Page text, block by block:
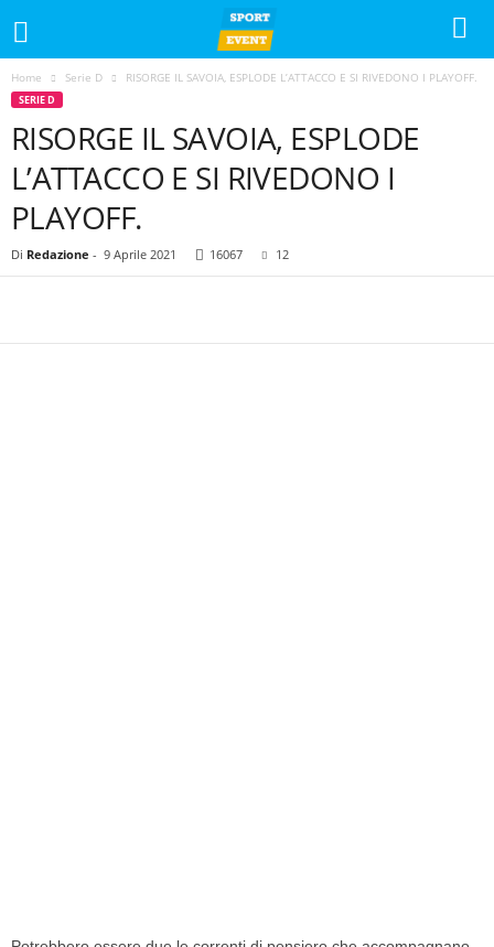
Home Serie D RISORGE IL SAVOIA, ESPLODE L’ATTACCO E SI RIVEDONO I PLAYOFF.
SERIE D
RISORGE IL SAVOIA, ESPLODE
L’ATTACCO E SI RIVEDONO I
PLAYOFF.
Di Redazione - 9 Aprile 2021 16067 12